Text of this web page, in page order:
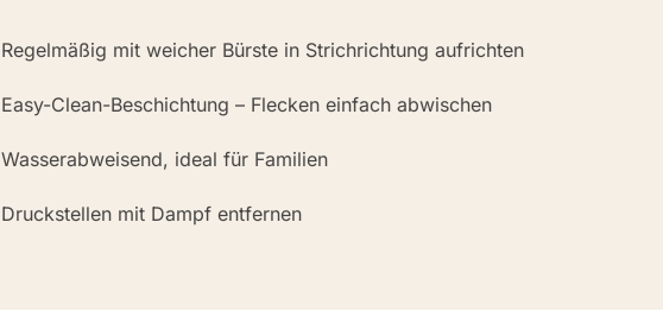
Regelmäßig mit weicher Bürste in Strichrichtung aufrichten
Easy-Clean-Beschichtung – Flecken einfach abwischen
Wasserabweisend, ideal für Familien
Druckstellen mit Dampf entfernen